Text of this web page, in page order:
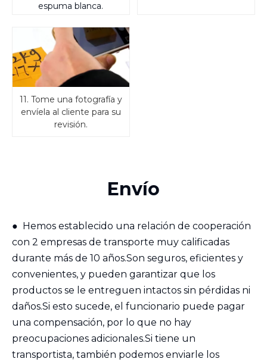
espuma blanca.
11. Tome una fotografía y
envíela al cliente para su
revisión.
Envío
● Hemos establecido una relación de cooperación
con 2 empresas de transporte muy calificadas
durante más de 10 años.Son seguros, eficientes y
convenientes, y pueden garantizar que los
productos se le entreguen intactos sin pérdidas ni
daños.Si esto sucede, el funcionario puede pagar
una compensación, por lo que no hay
preocupaciones adicionales.Si tiene un
transportista, también podemos enviarle los